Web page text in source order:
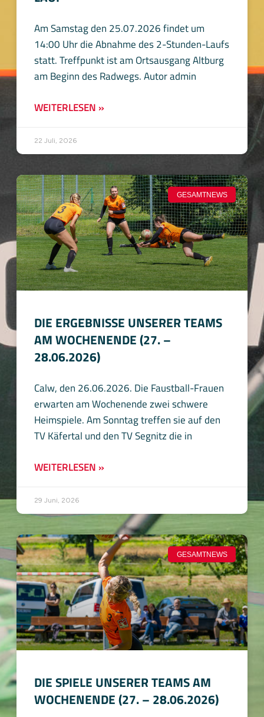
Am Samstag den 25.07.2026 findet um
14:00 Uhr die Abnahme des 2-Stunden-Laufs
statt. Treffpunkt ist am Ortsausgang Altburg
am Beginn des Radwegs. Autor admin
WEITERLESEN »
22 Juli, 2026
GESAMTNEWS
DIE ERGEBNISSE UNSERER TEAMS
AM WOCHENENDE (27. –
28.06.2026)
Calw, den 26.06.2026. Die Faustball-Frauen
erwarten am Wochenende zwei schwere
Heimspiele. Am Sonntag treffen sie auf den
TV Käfertal und den TV Segnitz die in
WEITERLESEN »
29 Juni, 2026
GESAMTNEWS
DIE SPIELE UNSERER TEAMS AM
WOCHENENDE (27. – 28.06.2026)